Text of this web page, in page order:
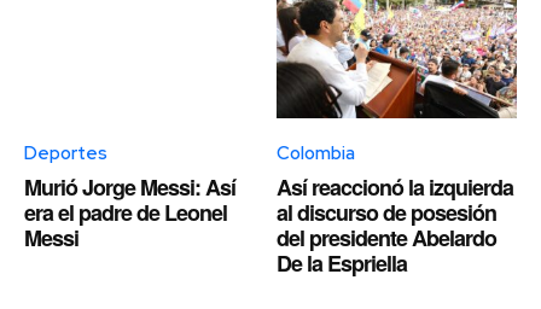
Deportes
Murió Jorge Messi: Así
era el padre de Leonel
Messi
Colombia
Así reaccionó la izquierda
al discurso de posesión
del presidente Abelardo
De la Espriella